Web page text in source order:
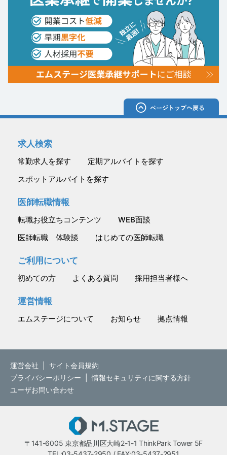
求人検索
常勤求人を探す
定期アルバイトを探す
スポットアルバイトを探す
医師転職情報
転職お役立ちコンテンツ
WEB面談
医師転職 体験談
はじめての医師転職
ご利用について
初めての方 よくある質問 採用担当者様へ
運営情報
エムステージについて お知らせ 拠点情報
運営会社
サイト会員規約
プライバシーポリシー
情報セキュリティに関する方針
ユーザお問い合わせ
〒141-6005 東京都品川区大崎2-1-1 ThinkPark Tower 5F